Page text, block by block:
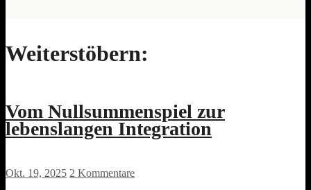
Weiterstöbern:
Vom Nullsummenspiel zur
lebenslangen Integration
Okt. 19, 2025 2 Kommentare